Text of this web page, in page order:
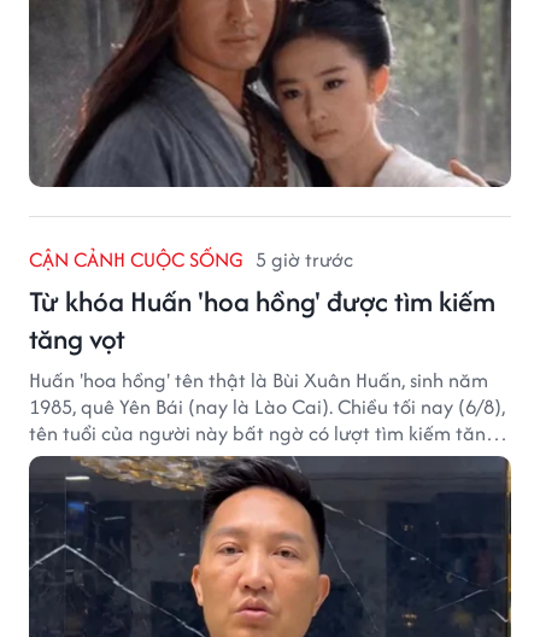
CẬN CẢNH CUỘC SỐNG 5 giờ trước
Từ khóa Huấn 'hoa hồng' được tìm kiếm
tăng vọt
Huấn 'hoa hồng' tên thật là Bùi Xuân Huấn, sinh năm
1985, quê Yên Bái (nay là Lào Cai). Chiều tối nay (6/8),
tên tuổi của người này bất ngờ có lượt tìm kiếm tăng
vọt.